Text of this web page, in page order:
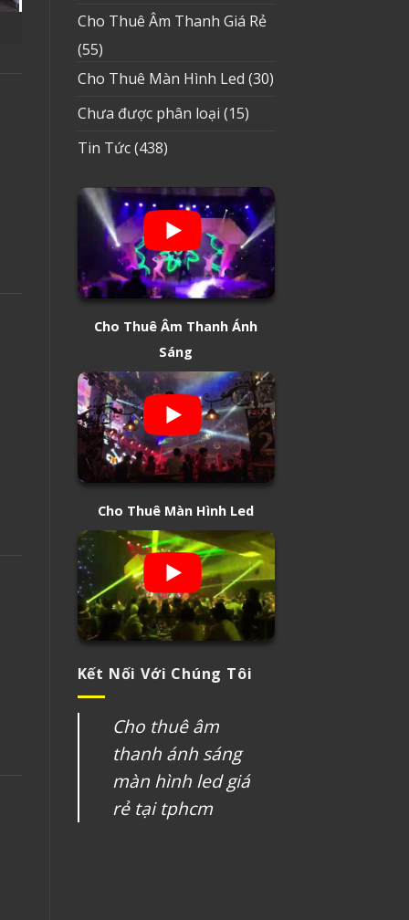
Cho Thuê Âm Thanh Giá Rẻ
(55)
Cho Thuê Màn Hình Led (30)
Chưa được phân loại (15)
Tin Tức(438)
Cho Thuê Âm Thanh Ánh
Sáng
Cho Thuê Màn Hình Led
Kết Nối Với Chúng Tôi
Cho thuê âm
thanh ánh sáng
màn hình led giá
rẻ tại tphcm